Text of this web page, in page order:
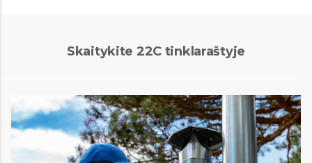
Skaitykite 22C tinklaraštyje